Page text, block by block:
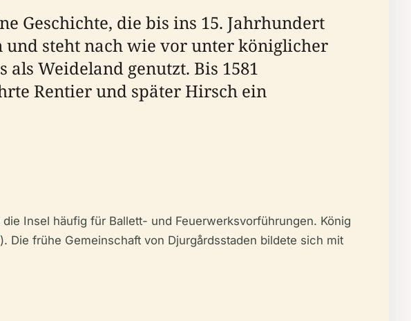
Geschichte, die bis ins 15. Jahrhundert
steht nach wie vor unter königlicher
Weideland genutzt. Bis 1581
Rentier und später Hirsch ein
Insel häufig für Ballett- und Feuerwerksvorführungen. König
). Die frühe Gemeinschaft von Djurgårdsstaden bildete sich mit